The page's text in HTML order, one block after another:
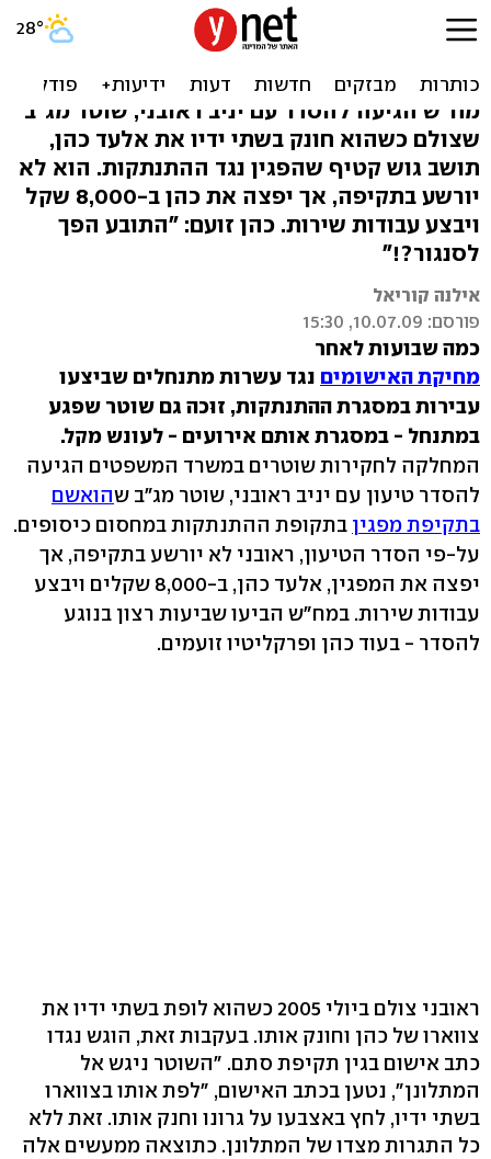
הסדר טיעון: עבודות שירות
לשוטר שחנק מתנחל
מח"ש הגיעה להסדר עם יניב ראובני, שוטר מג"ב
שצולם כשהוא חונק בשתי ידיו את אלעד כהן,
תושב גוש קטיף שהפגין נגד ההתנתקות. הוא לא
יורשע בתקיפה, אך יפצה את כהן ב-8,000 שקל
ויבצע עבודות שירות. כהן זועם: "התובע הפך
לסנגור?!"
אילנה קוריאל
פורסם: 10.07.09, 15:30
כמה שבועות לאחר
מחיקת האישומים נגד עשרות מתנחלים שביצעו
עבירות במסגרת ההתנתקות, זוּכה גם שוטר שפגע
במתנחל - במסגרת אותם אירועים - לעונש מקל.
המחלקה לחקירות שוטרים במשרד המשפטים הגיעה
להסדר טיעון עם יניב ראובני, שוטר מג"ב שהואשם
בתקיפת מפגין בתקופת ההתנתקות במחסום כיסופים.
על-פי הסדר הטיעון, ראובני לא יורשע בתקיפה, אך
יפצה את המפגין, אלעד כהן, ב-8,000 שקלים ויבצע
עבודות שירות. במח"ש הביעו שביעות רצון בנוגע
להסדר - בעוד כהן ופרקליטיו זועמים.
ראובני צולם ביולי 2005 כשהוא לופת בשתי ידיו את
צווארו של כהן וחונק אותו. בעקבות זאת, הוגש נגדו
כתב אישום בגין תקיפת סתם. "השוטר ניגש אל
המתלונן", נטען בכתב האישום, "לפת אותו בצווארו
בשתי ידיו, לחץ באצבעו על גרונו וחנק אותו. זאת ללא
כל התגרות מצדו של המתלונן. כתוצאה ממעשים אלה